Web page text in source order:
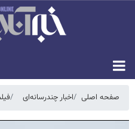
جمعه ۱۶ مرداد ۱۴۰۵
صفحه اصلی اخبار چندرسانه‌ای